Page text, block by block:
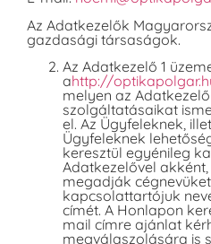
Az Adatkezelők
gazdasági társaságok.
Az Adatkezelő 1
ahttp://
melyen az
szolgáltatásaikat
el. Az Ügyfeleknek,
Ügyfeleknek
keresztül egyénileg
Adatkezelővel
megadják
kapcsolattartójuk
címét. A Honlapon
mail címre ajánlat
megválaszolására is